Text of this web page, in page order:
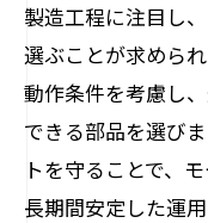
製造工程に注目し
選ぶことが求めら
動作条件を考慮し
できる部品を選び
トを守ることで、
長期間安定した運